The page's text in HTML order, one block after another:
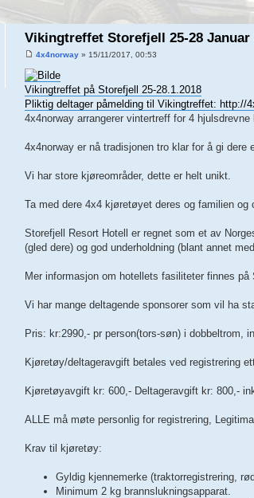
Vikingtreffet Storefjell 25-28 Januar
4x4norway » 15/11/2017, 00:53
Vikingtreffet på Storefjell 25-28.1.2018
Pliktig deltager påmelding til Vikingtreffet: http://
4x4norway arrangerer vintertreff for 4
4x4norway er nå tradisjonen tro klar for å gi dere
Vi har store kjøreområder, dette er helt unikt.
Ta med dere 4x4 kjøretøyet deres og familien
Storefjell Resort Hotell er regnet som et av
(gled dere) og god underholdning (blant annet
Mer informasjon om hotellets fasiliteter finnes på
Vi har mange deltagende sponsorer som vil ha
Pris: kr:2990,- pr person(tors-søn) i dobbeltrom,
Kjøretøy/deltageravgift betales ved registrering
Kjøretøyavgift kr: 600,- Deltageravgift kr: 800,-
ALLE må møte personlig for registrering,
Krav til kjøretøy:
Gyldig kjennemerke (traktorregistrering,
Minimum 2 kg brannslukningsapparat.